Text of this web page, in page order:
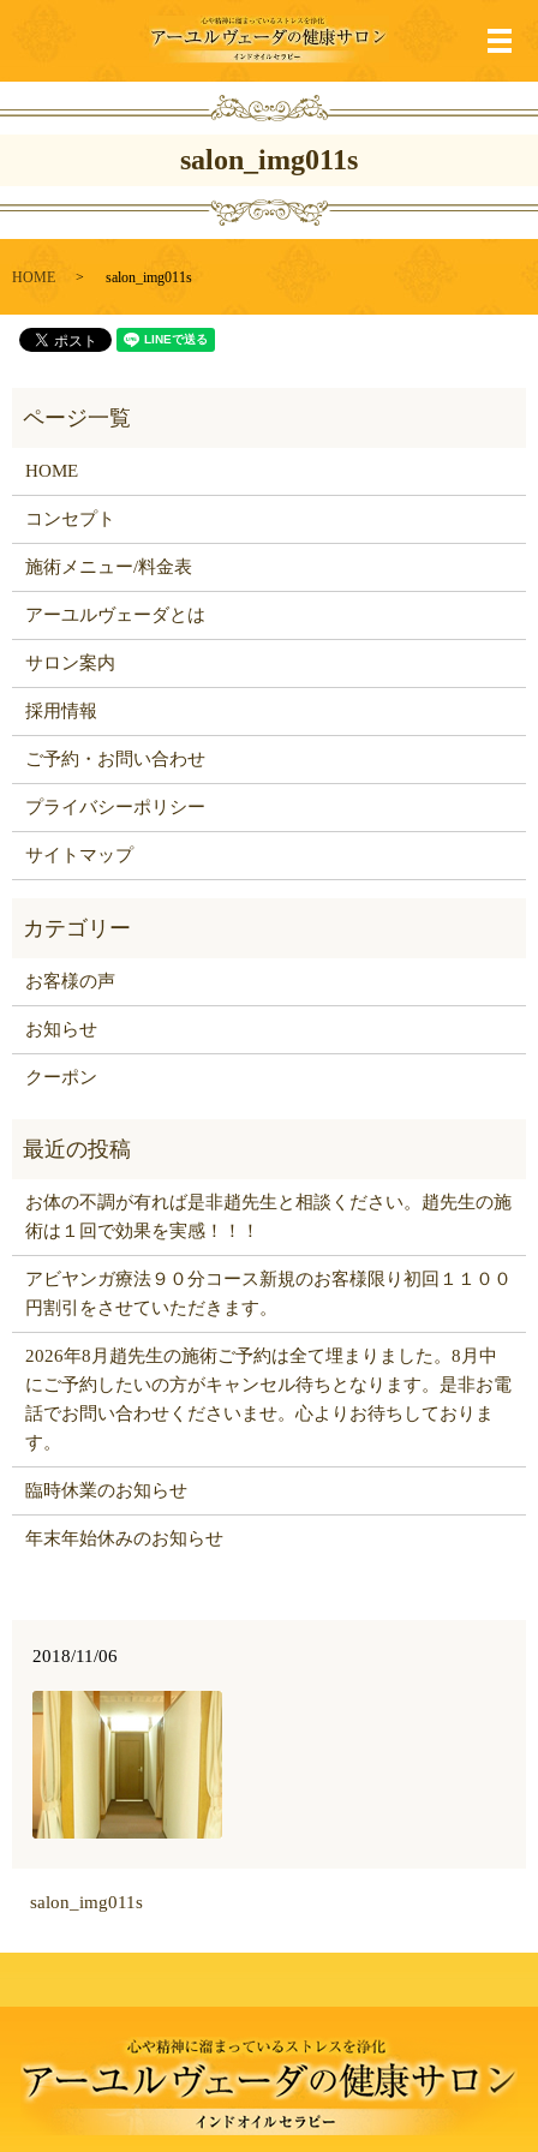
メ
salon_img011s
HOME salon_img011s
HOME
コンセプト
施術メニュー/料金表
アーユルヴェーダとは
サロン案内
採用情報
ご予約・お問い合わせ
プライバシーポリシー
サイトマップ
お客様の声
お知らせ
クーポン
お体の不調が有れば是非趙先生と相談ください。趙先生の施
術は１回で効果を実感！！！
アビヤンガ療法９０分コース新規のお客様限り初回１１００
円割引をさせていただきます。
2026年8月趙先生の施術ご予約は全て埋まりました。8月中
にご予約したいの方がキャンセル待ちとなります。是非お電
話でお問い合わせくださいませ。心よりお待ちしておりま
す。
臨時休業のお知らせ
年末年始休みのお知らせ
2018/11/06
salon_img011s